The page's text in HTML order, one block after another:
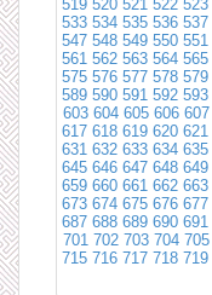
519 520 521 522 523
533 534 535 536 537
547 548 549 550 551
561 562 563 564 565
575 576 577 578 579
589 590 591 592 593
603 604 605 606 607
617 618 619 620 621
631 632 633 634 635
645 646 647 648 649
659 660 661 662 663
673 674 675 676 677
687 688 689 690 691
701 702 703 704 705
715 716 717 718 719